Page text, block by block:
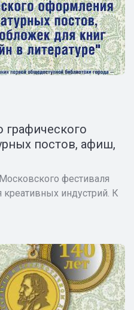
постов, афиш,
фестиваля
креативных индустрий. К